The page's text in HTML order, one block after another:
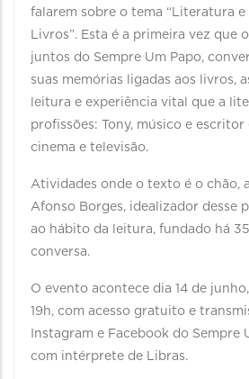
falarem sobre o tema “Literatura
Livros”. Esta é a primeira vez que
juntos do Sempre Um Papo,
suas memórias ligadas aos livros,
leitura e experiência vital que a
profissões: Tony, músico e escritor
cinema e televisão.
Atividades onde o texto é o chão,
Afonso Borges, idealizador desse
ao hábito da leitura, fundado há
conversa.
O evento acontece dia 14 de
19h, com acesso gratuito e
Instagram e Facebook do Sempre
com intérprete de Libras.